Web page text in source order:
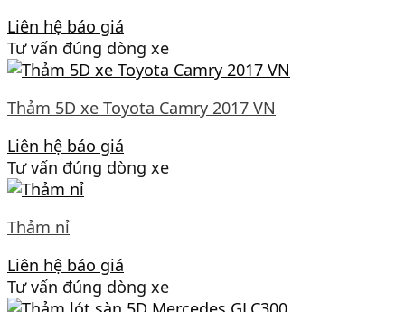
Liên hệ báo giá
Tư vấn đúng dòng xe
Thảm 5D xe Toyota Camry 2017 VN
Liên hệ báo giá
Tư vấn đúng dòng xe
Thảm nỉ
Liên hệ báo giá
Tư vấn đúng dòng xe